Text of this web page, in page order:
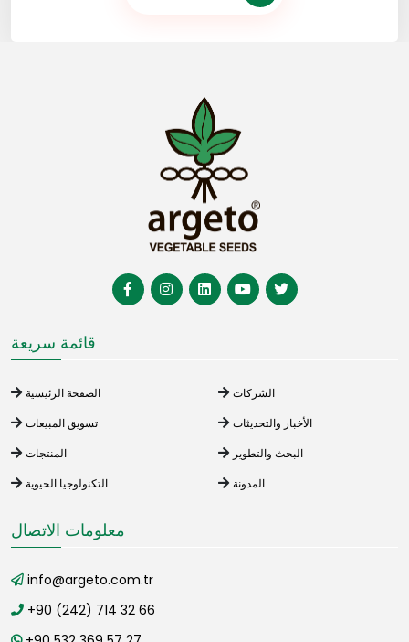
قائمة سريعة
الصفحة الرئيسية
الشركات
تسويق المبيعات
الأخبار والتحديثات
المنتجات
البحث والتطوير
التكنولوجيا الحيوية
المدونة
معلومات الاتصال
info@argeto.com.tr
+90 (242) 714 32 66